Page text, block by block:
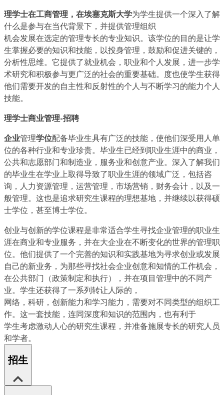
理学士在工商管理，在埃塞克斯大学为学生提供一个深入了解
什么是参与在当代背景下，并提供管理组织
机会发展在选定的管理专长的专业知识。该学位的目的是让学
生掌握必要的知识和技能，以投身管理，鼓励和促进关键的，
分析性思维。它提供了就业机会，职业和个人发展，进一步学
术研究和积极参与更广泛的社会的重要基础。度也使学生获得
他们需要开发的自主性和反射性的个人与不断学习的能力个人
技能。
理学士商业管理-招聘
企业管理学位配备毕业生具有广泛的技能，使他们深受用人单
位的各种行业和专业珍贵。毕业生已经到职业生涯中的商业，
公共和志愿部门和制造业，服务业和创意产业。深入了解我们
的毕业生在学业上取得导致了职业生涯的领域广泛，包括咨
询，人力资源管理，运营管理，市场营销，财务会计，以及一
般管理。这也是追求研究生课程的理想基地，并继续以获得硕
士学位，甚至博士学位。
创业与创新的学位课程是非常适合学生寻找企业管理的职业生
涯在商业和专业服务，并在大企业在不断变化的世界的管理职
位。他们提供了一个完善的知识和实践基地为寻求创业或发展
自己的新业务，为那些寻找社会企业创意和知情的工作机会，
在公共部门（政策制定和执行），并在项目管理中的不同产
业。学生还获得了一系列转让人际的，
网络，科研，创新能力和学习能力，需要对不同类型的组织工
作。这一套技能，连同深度和知识的范围内，也有利于
学生考虑激动人心的研究生课程，并准备施展专长的研究人员
和学者。
招生